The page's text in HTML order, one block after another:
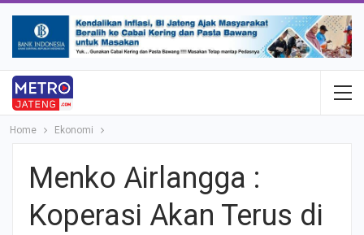
Home Ekonomi
Menko Airlangga :
Koperasi Akan Terus di